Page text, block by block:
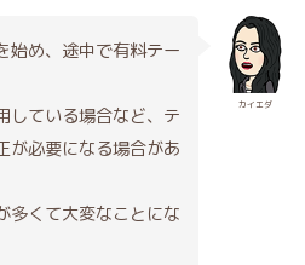
カイエダ
始め、途中で有料テー
している場合など、テ
が必要になる場合があ
多くて大変なことにな